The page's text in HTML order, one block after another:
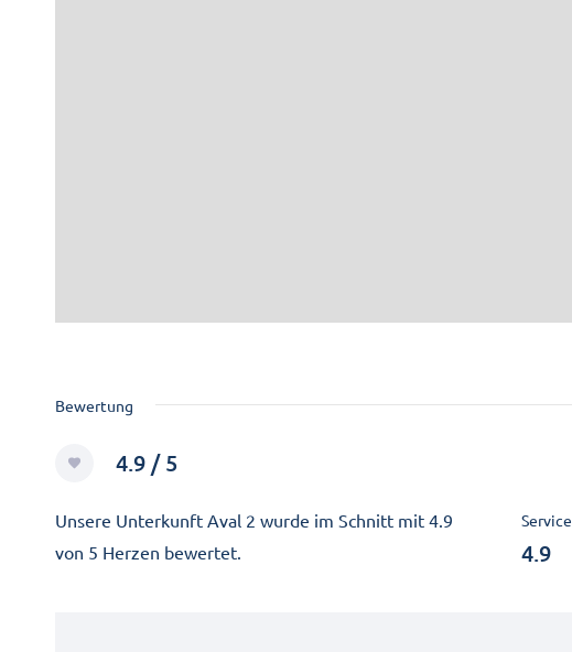
Bewertung
4.9 / 5
Unsere Unterkunft Aval 2 wurde im Schnitt mit 4.9
von 5 Herzen bewertet.
Service
4.9